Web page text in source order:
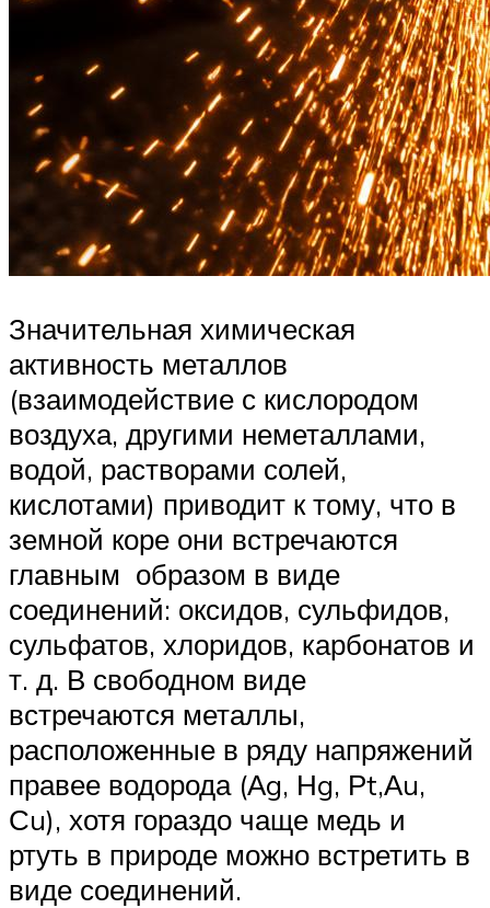
Значительная химическая
активность металлов
(взаимодействие с кислородом
воздуха, другими неметаллами,
водой, растворами солей,
кислотами) приводит к тому, что в
земной коре они встречаются
главным образом в виде
соединений: оксидов, сульфидов,
сульфатов, хлоридов, карбонатов и
т. д. В свободном виде
встречаются металлы,
расположенные в ряду напряжений
правее водорода (Аg, Нg, Рt,Аu,
Сu), хотя гораздо чаще медь и
ртуть в природе можно встретить в
виде соединений.